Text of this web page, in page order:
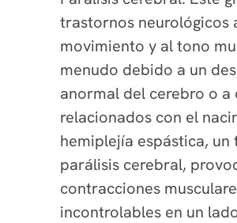
trastornos neurológicos
movimiento y al tono
menudo debido a un
anormal del cerebro o a
relacionados con el
hemiplejía espástica, un
parálisis cerebral,
contracciones
incontrolables en un